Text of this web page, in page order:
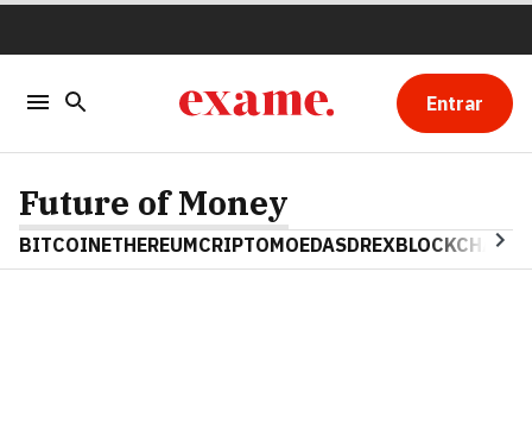
Entrar
Future of Money
BITCOINETHEREUMCRIPTOMOEDASDREXBLOCKCHAIN